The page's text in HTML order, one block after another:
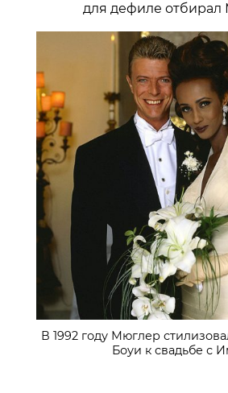
для дефиле отбирал
В 1992 году Мюглер
Боуи к свадьбе с